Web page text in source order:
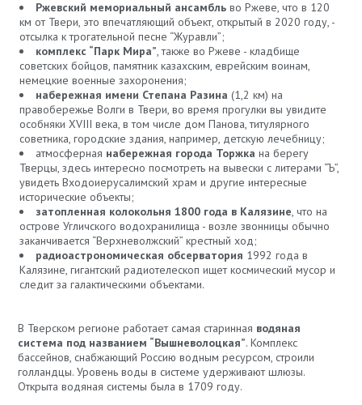
Ржевский мемориальный ансамбльво Ржеве, что в 120
км от Твери, это впечатляющий объект, открытый в 2020 году, -
отсылка к трогательной песне “Журавли”;
комплекс “Парк Мира”, также во Ржеве - кладбище
советских бойцов, памятник казахским, еврейским воинам,
немецкие военные захоронения;
набережная имени Степана Разина (1,2 км) на
правобережье Волги в Твери, во время прогулки вы увидите
особняки XVIII века, в том числе дом Панова, титулярного
советника, городские здания, например, детскую лечебницу;
атмосферная набережная города Торжка на берегу
Тверцы, здесь интересно посмотреть на вывески с литерами “Ъ”,
увидеть Входоиерусалимский храм и другие интересные
исторические объекты;
затопленная колокольня 1800 года в Калязине, что на
острове Угличского водохранилища - возле звонницы обычно
заканчивается “Верхневолжский” крестный ход;
радиоастрономическая обсерватория 1992 года в
Калязине, гигантский радиотелескоп ищет космический мусор и
следит за галактическими объектами.
В Тверском регионе работает самая старинная водяная
система под названием “Вышневолоцкая”. Комплекс
бассейнов, снабжающий Россию водным ресурсом, строили
голландцы. Уровень воды в системе удерживают шлюзы.
Открыта водяная системы была в 1709 году.